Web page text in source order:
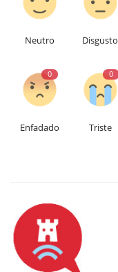
Neutro Disgusto
0
Enfadado
0
Triste